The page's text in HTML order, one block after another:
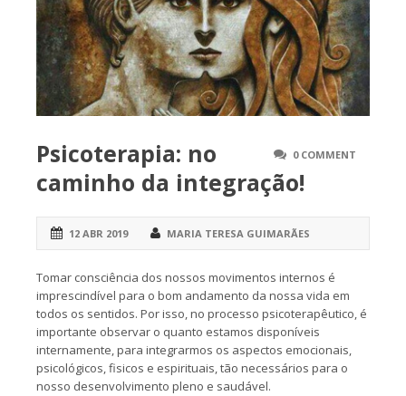
0 COMMENT
Psicoterapia: no
caminho da integração!
12 ABR 2019 MARIA TERESA GUIMARÃES
Tomar consciência dos nossos movimentos internos é
imprescindível para o bom andamento da nossa vida em
todos os sentidos. Por isso, no processo psicoterapêutico, é
importante observar o quanto estamos disponíveis
internamente, para integrarmos os aspectos emocionais,
psicológicos, fisicos e espirituais, tão necessários para o
nosso desenvolvimento pleno e saudável.